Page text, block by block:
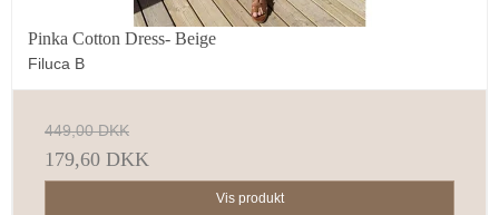
Pinka Cotton Dress- Beige
Filuca B
449,00 DKK
179,60 DKK
Vis produkt